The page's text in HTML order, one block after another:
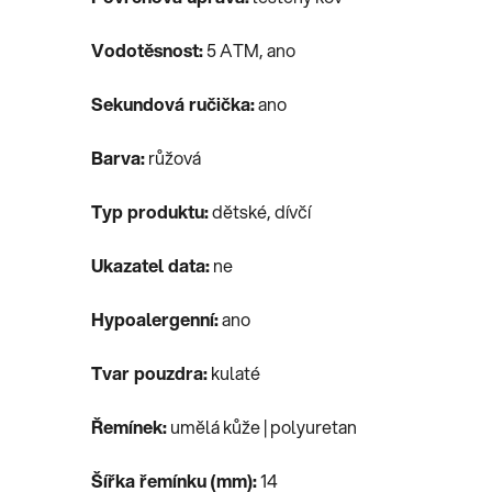
Vodotěsnost:5 ATM, ano
Sekundová ručička:ano
Barva:růžová
Typ produktu:dětské, dívčí
Ukazatel data:ne
Hypoalergenní:ano
Tvar pouzdra:kulaté
Řemínek:umělá kůže | polyuretan
Šířka řemínku (mm):14